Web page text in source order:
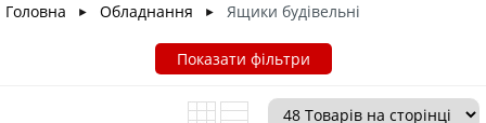
Головна ► Обладнання ► Ящики будівельні
Показати фільтри